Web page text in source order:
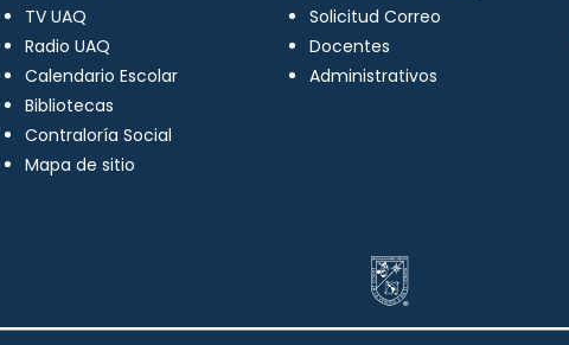
TV UAQ
Radio UAQ
Calendario Escolar
Bibliotecas
Contraloría Social
Mapa de sitio
Solicitud Correo
Docentes
Administrativos